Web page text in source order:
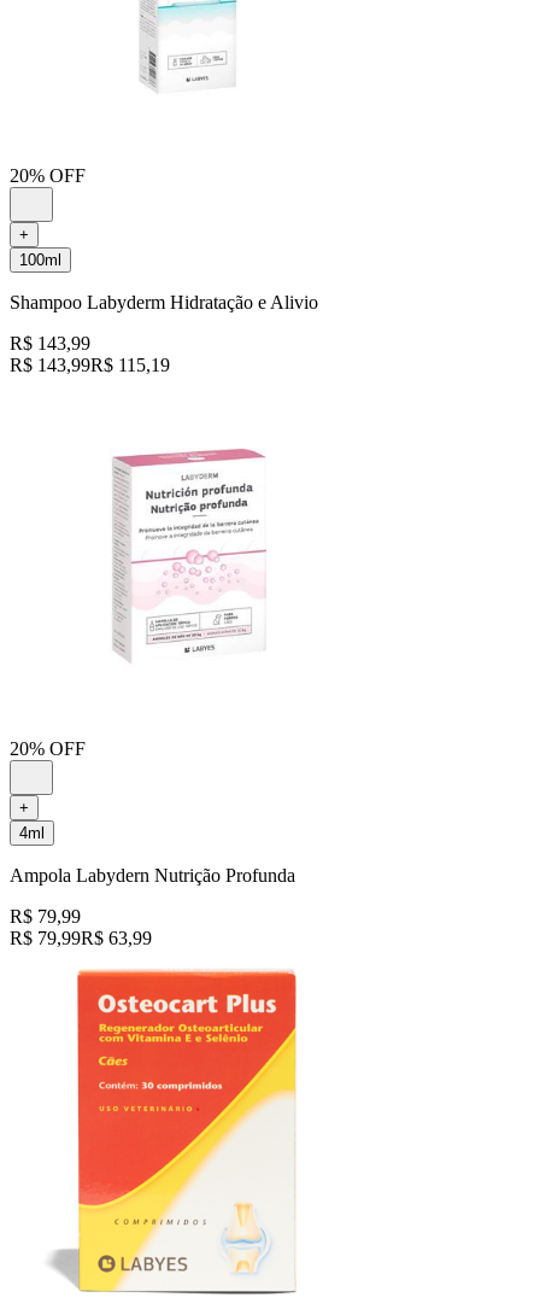
20% OFF
+
100ml
Shampoo Labyderm Hidratação e Alivio
R$ 143,99
R$ 143,99R$ 115,19
20% OFF
+
4ml
Ampola Labydern Nutrição Profunda
R$ 79,99
R$ 79,99R$ 63,99